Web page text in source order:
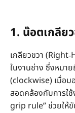
1. น๊อตเกลีย
เกลียวขวา
ในงานช่าง ซึ่งหมา
(clockwise) เมื่อม
สอดคล้องกับการใ
grip rule” ช่วยให้